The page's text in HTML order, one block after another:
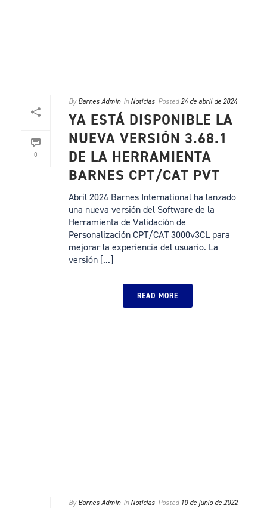
0
By Barnes Admin In Noticias Posted24 de abril de 2024
YA ESTÁ DISPONIBLE LA
NUEVA VERSIÓN 3.68.1
DE LA HERRAMIENTA
BARNES CPT/CAT PVT
Abril 2024 Barnes International ha lanzado
una nueva versión del Software de la
Herramienta de Validación de
Personalización CPT/CAT 3000v3CL para
mejorar la experiencia del usuario. La
versión [...]
READ MORE
By Barnes Admin In Noticias Posted 10 de junio de 2022